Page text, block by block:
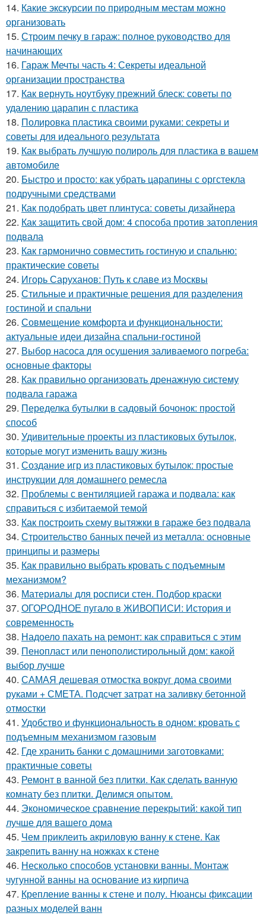
14. Какие экскурсии по природным местам можно
организовать
15. Строим печку в гараж: полное руководство для
начинающих
16. Гараж Мечты часть 4: Секреты идеальной
организации пространства
17. Как вернуть ноутбуку прежний блеск: советы по
удалению царапин с пластика
18. Полировка пластика своими руками: секреты и
советы для идеального результата
19. Как выбрать лучшую полироль для пластика в вашем
автомобиле
20. Быстро и просто: как убрать царапины с оргстекла
подручными средствами
21. Как подобрать цвет плинтуса: советы дизайнера
22. Как защитить свой дом: 4 способа против затопления
подвала
23. Как гармонично совместить гостиную и спальню:
практические советы
24. Игорь Саруханов: Путь к славе из Москвы
25. Стильные и практичные решения для разделения
гостиной и спальни
26. Совмещение комфорта и функциональности:
актуальные идеи дизайна спальни-гостиной
27. Выбор насоса для осушения заливаемого погреба:
основные факторы
28. Как правильно организовать дренажную систему
подвала гаража
29. Переделка бутылки в садовый бочонок: простой
способ
30. Удивительные проекты из пластиковых бутылок,
которые могут изменить вашу жизнь
31. Создание игр из пластиковых бутылок: простые
инструкции для домашнего ремесла
32. Проблемы с вентиляцией гаража и подвала: как
справиться с избитаемой темой
33. Как построить схему вытяжки в гараже без подвала
34. Строительство банных печей из металла: основные
принципы и размеры
35. Как правильно выбрать кровать с подъемным
механизмом?
36. Материалы для росписи стен. Подбор краски
37. ОГОРОДНОЕ пугало в ЖИВОПИСИ: История и
современность
38. Надоело пахать на ремонт: как справиться с этим
39. Пенопласт или пенополистирольный дом: какой
выбор лучше
40. САМАЯ дешевая отмостка вокруг дома своими
руками + СМЕТА. Подсчет затрат на заливку бетонной
отмостки
41. Удобство и функциональность в одном: кровать с
подъемным механизмом газовым
42. Где хранить банки с домашними заготовками:
практичные советы
43. Ремонт в ванной без плитки. Как сделать ванную
комнату без плитки. Делимся опытом.
44. Экономическое сравнение перекрытий: какой тип
лучше для вашего дома
45. Чем приклеить акриловую ванну к стене. Как
закрепить ванну на ножках к стене
46. Несколько способов установки ванны. Монтаж
чугунной ванны на основание из кирпича
47. Крепление ванны к стене и полу. Нюансы фиксации
разных моделей ванн